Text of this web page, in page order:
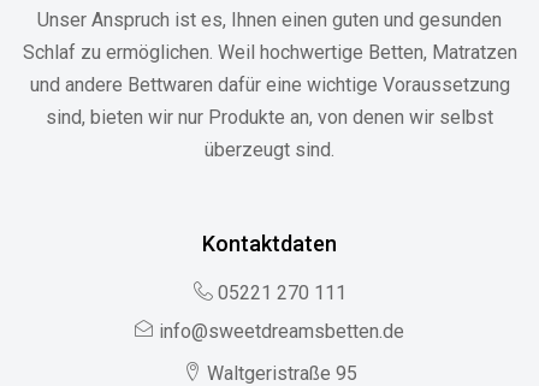
Unser Anspruch ist es, Ihnen einen guten und gesunden
Schlaf zu ermöglichen. Weil hochwertige Betten, Matratzen
und andere Bettwaren dafür eine wichtige Voraussetzung
sind, bieten wir nur Produkte an, von denen wir selbst
überzeugt sind.
Kontaktdaten
05221 270 111
info@sweetdreamsbetten.de
Waltgeristraße 95